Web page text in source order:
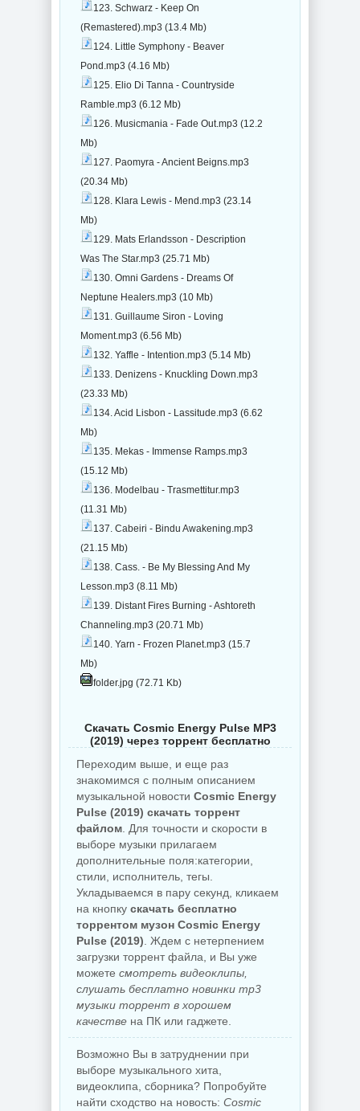
123. Schwarz - Keep On
(Remastered).mp3 (13.4 Mb)
124. Little Symphony - Beaver
Pond.mp3 (4.16 Mb)
125. Elio Di Tanna - Countryside
Ramble.mp3 (6.12 Mb)
126. Musicmania - Fade Out.mp3 (12.2
Mb)
127. Paomyra - Ancient Beigns.mp3
(20.34 Mb)
128. Klara Lewis - Mend.mp3 (23.14
Mb)
129. Mats Erlandsson - Description
Was The Star.mp3 (25.71 Mb)
130. Omni Gardens - Dreams Of
Neptune Healers.mp3 (10 Mb)
131. Guillaume Siron - Loving
Moment.mp3 (6.56 Mb)
132. Yaffle - Intention.mp3 (5.14 Mb)
133. Denizens - Knuckling Down.mp3
(23.33 Mb)
134. Acid Lisbon - Lassitude.mp3 (6.62
Mb)
135. Mekas - Immense Ramps.mp3
(15.12 Mb)
136. Modelbau - Trasmettitur.mp3
(11.31 Mb)
137. Cabeiri - Bindu Awakening.mp3
(21.15 Mb)
138. Cass. - Be My Blessing And My
Lesson.mp3 (8.11 Mb)
139. Distant Fires Burning - Ashtoreth
Channeling.mp3 (20.71 Mb)
140. Yarn - Frozen Planet.mp3 (15.7
Mb)
folder.jpg (72.71 Kb)
Скачать Cosmic Energy Pulse MP3
(2019) через торрент бесплатно
Переходим выше, и еще раз
знакомимся с полным описанием
музыкальной новости Cosmic Energy
Pulse (2019) скачать торрент
файлом . Для точности и скорости в
выборе музыки прилагаем
дополнительные поля:категории,
стили, исполнитель, тегы.
Укладываемся в пару секунд, кликаем
на кнопку скачать бесплатно
торрентом музон Cosmic Energy
Pulse (2019) . Ждем с нетерпением
загрузки торрент файла, и Вы уже
можете смотреть видеоклипы,
слушать бесплатно новинки mp3
музыки торрент в хорошем
качестве на ПК или гаджете.
Возможно Вы в затруднении при
выборе музыкального хита,
видеоклипа, сборника? Попробуйте
найти сходство на новость: Cosmic